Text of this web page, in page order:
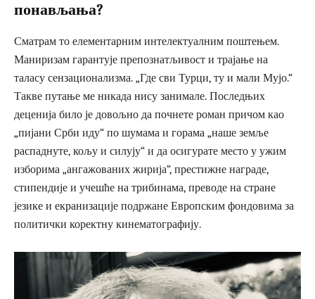
понављања?
Сматрам то елементарним интелектуалним поштењем.
Маниризам гарантује препознатљивост и трајање на
таласу сензационализма. „Где сви Турци, ту и мали Мујо.“
Такве путање ме никада нису занимале. Последњих
деценија било је довољно да почнете роман причом као
„пијани Срби иду“ по шумама и горама „наше земље
распаднуте, кољу и силују“ и да осигурате место у ужим
изборима „ангажованих жирија“, престижне награде,
стипендије и учешће на трибинама, преводе на стране
језике и екранизације подржане Европским фондовима за
политички коректну кинематографију.